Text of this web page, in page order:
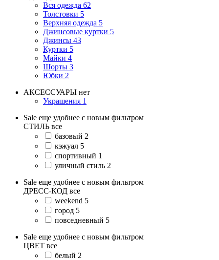
Вся одежда 62
Толстовки 5
Верхняя одежда 5
Джинсовые куртки 5
Джинсы 43
Куртки 5
Майки 4
Шорты 3
Юбки 2
АКСЕССУАРЫ нет
Украшения 1
Sale еще удобнее с новым фильтром
СТИЛЬ все
базовый 2
кэжуал 5
спортивный 1
уличный стиль 2
Sale еще удобнее с новым фильтром
ДРЕСС-КОД все
weekend 5
город 5
повседневный 5
Sale еще удобнее с новым фильтром
ЦВЕТ все
белый 2